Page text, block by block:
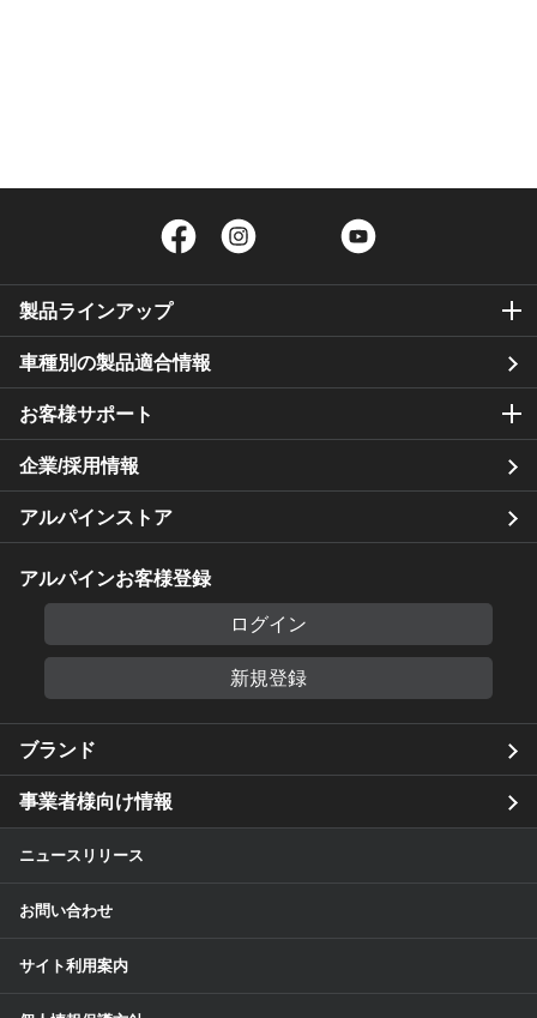
Facebook Twitter
製品ラインアップ
車種別の製品適合情報
お客様サポート
企業/採用情報
アルパインストア
アルパインお客様登録
ログイン
新規登録
ブランド
事業者様向け情報
ニュースリリース
お問い合わせ
サイト利用案内